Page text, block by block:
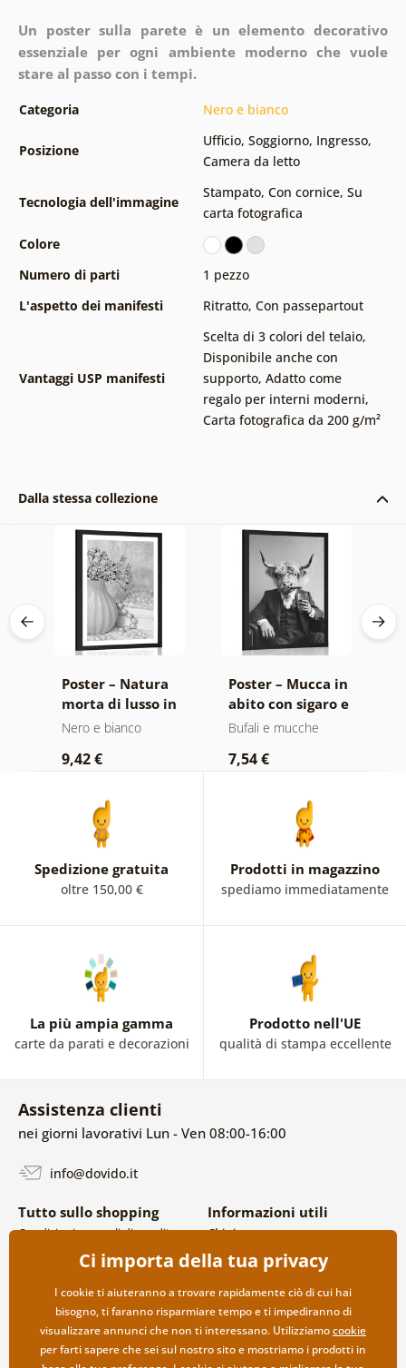
Un poster sulla parete è un elemento decorativo
essenziale per ogni ambiente moderno che vuole
stare al passo con i tempi.
Categoria Nero e bianco
Posizione
Ufficio, Soggiorno, Ingresso,
Camera da letto
Tecnologia dell'immagine
Stampato, Con cornice, Su
carta fotografica
Colore
Numero di parti
1 pezzo
L'aspetto dei manifesti
Ritratto, Con passepartout
Vantaggi USP manifesti
Scelta di 3 colori del telaio,
Disponibile anche con
supporto, Adatto come
regalo per interni moderni,
Carta fotografica da 200 g/m²
Dalla stessa collezione
Poster – Natura
morta di lusso in
bianco e nero
Nero e bianco
9,42 €
Poster – Mucca in
abito con sigaro e
whisky
Bufali e mucche
7,54 €
Spedizione gratuita
oltre 150,00 €
Prodotti in magazzino
spediamo immediatamente
La più ampia gamma
carte da parati e decorazioni
Prodotto nell'UE
qualità di stampa eccellente
Assistenza clienti
nei giorni lavorativi Lun - Ven 08:00-16:00
info@dovido.it
Tutto sullo shopping
Condizioni generali di vendita e
Politica sulla privacy
Opzioni di spedizione e
pagamento
Reso della merce
Informazioni utili
Chi siamo
FAQ
Contatti
Collaborazione all’ingrosso
Ci importa della tua privacy
I cookie ti aiuteranno a trovare rapidamente ciò di cui hai
bisogno, ti faranno risparmiare tempo e ti impediranno di
visualizzare annunci che non ti interessano. Utilizziamocookie
per farti sapere che sei sul nostro sito e mostriamo i prodotti in